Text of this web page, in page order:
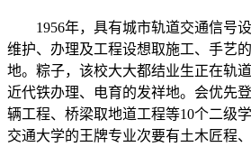
1956年，具有城市轨道交通信号设
维护、办理及工程设想取施工、手艺
地。粽子，该校大大都结业生正在轨
近代铁办理、电育的发祥地。会优先
辆工程、桥梁取地道工程等10个二级
交通大学的王牌专业次要有土木匠程